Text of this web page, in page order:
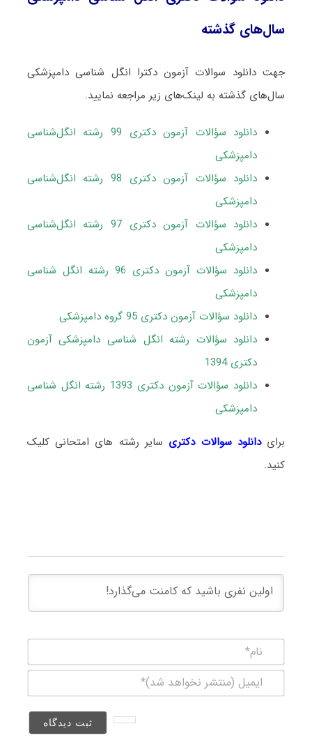
سال‌های گذشته
جهت دانلود سوالات آزمون دکترا انگل‌ شناسی دامپزشکی
سال‌های گذشته به لینک‌های زیر مراجعه نمایید.
دانلود سؤالات آزمون دکتری 99 رشته انگل‌شناسی
دامپزشکی
دانلود سؤالات آزمون دکتری 98 رشته انگل‌شناسی
دامپزشکی
دانلود سؤالات آزمون دکتری 97 رشته انگل‌شناسی
دامپزشکی
دانلود سؤالات آزمون دکتری 96 رشته انگل شناسی
دامپزشکی
دانلود سؤالات آزمون دکتری 95 گروه دامپزشکی
دانلود سؤالات رشته انگل شناسی دامپزشکی آزمون
دکتری 1394
دانلود سؤالات آزمون دکتری 1393 رشته انگل شناسی
دامپزشکی
برایدانلود سوالات دکتری سایر رشته های امتحانی کلیک
کنید.
(منتشر